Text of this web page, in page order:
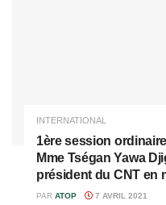
INTERNATIONAL
1ère session
Mme Tségan Yawa
président du CNT en
PAR ATOP 7 AVRIL 2021